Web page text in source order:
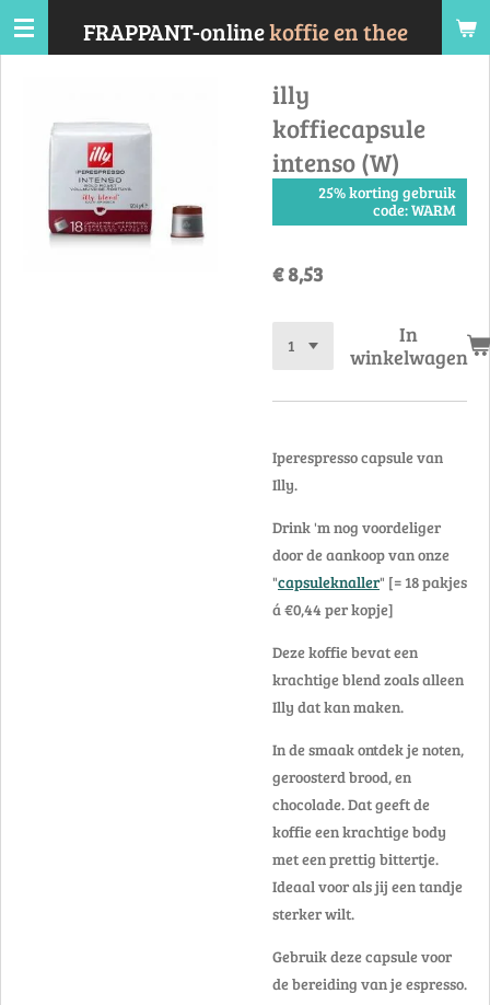
Ga
hoofdinhoud
FRAPPANT-onlinekoffie en thee
illy
koffiecapsule
intenso (W)
25% korting gebruik
code: WARM
€ 8,53
In
winkelwagen
Iperespresso capsule van
Illy.
Drink 'm nog voordeliger
door de aankoop van onze
"capsuleknaller" [= 18 pakjes
á €0,44 per kopje]
Deze koffie bevat een
krachtige blend zoals alleen
Illy dat kan maken.
In de smaak ontdek je noten,
geroosterd brood, en
chocolade. Dat geeft de
koffie een krachtige body
met een prettig bittertje.
Ideaal voor als jij een tandje
sterker wilt.
Gebruik deze capsule voor
de bereiding van je espresso.